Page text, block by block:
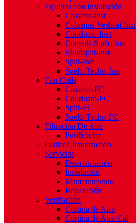
Equipos con Instalación
Cassette-Inst
Columna Vertical-Inst
Conducto-Inst
Consola Suelo-Inst
Multisplit-Inst
Split-Inst
Suelo-Techo-Inst
Fan-Coils
Cassette-FC
Conducto-FC
Split-FC
Suelo-Techo-FC
Filtración De Aire
Purificador
Outlet Climatización
Servicios
Desinstalación
Instalación
Mantenimiento
Reparación
Ventilación
Cortina de Aire
Cortina de Aire-Cal